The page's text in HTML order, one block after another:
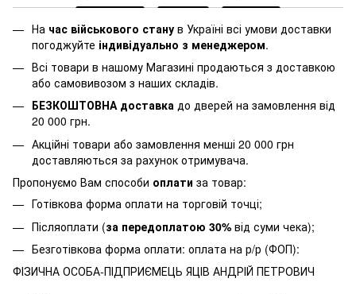
На час військового стану в Україні всі умови доставки
погоджуйте індивідуально з менеджером.
Всі товари в нашому Магазині продаються з доставкою
або самовивозом з наших складів.
БЕЗКОШТОВНА доставка до дверей на замовлення від
20 000 грн.
Акційні товари або замовлення менші 20 000 грн
доставляються за рахунок отримувача.
Пропонуємо Вам способи оплати за товар:
Готівкова форма оплати на торговій точці;
Післяоплати (за передоплатою 30% від суми чека);
Безготівкова форма оплати: оплата на р/р (ФОП):
ФІЗИЧНА ОСОБА-ПІДПРИЄМЕЦЬ ЯЦІВ АНДРІЙ ПЕТРОВИЧ